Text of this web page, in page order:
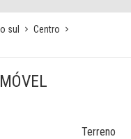
sul
Centro
Terreno